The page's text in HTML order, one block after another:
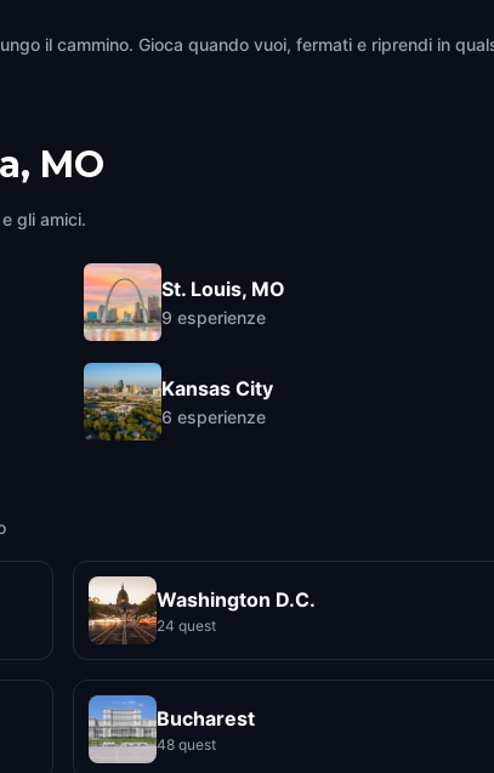
il cammino. Gioca quando vuoi, fermati e riprendi in
MO
gli amici.
St. Louis, MO
9 esperienze
Kansas City
6 esperienze
Washington D.C.
24 quest
Bucharest
48 quest